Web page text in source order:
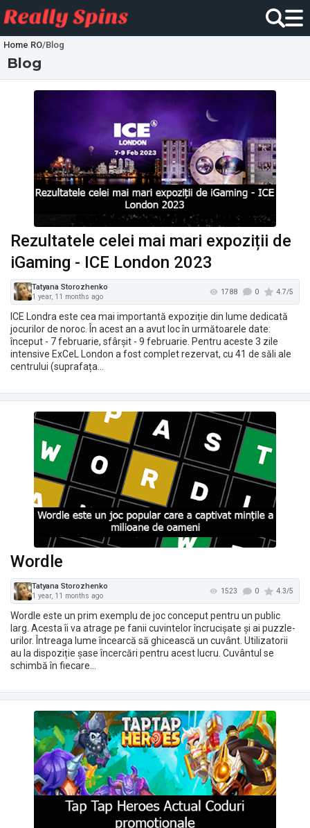
Home RO/Blog
Blog
Rezultatele celei mai mari expoziții de
iGaming - ICE London 2023
Tatyana Storozhenko
1 year, 11 months ago
ICE Londra este cea mai importantă expoziție din lume dedicată
jocurilor de noroc. În acest an a avut loc în următoarele date:
început - 7 februarie, sfârșit - 9 februarie. Pentru aceste 3 zile
intensive ExCeL London a fost complet rezervat, cu 41 de săli ale
centrului (suprafața…
Wordle
Tatyana Storozhenko
1 year, 11 months ago
Wordle este un prim exemplu de joc conceput pentru un public
larg. Acesta îi va atrage pe fanii cuvintelor încrucișate și ai puzzle-
urilor. Întreaga lume încearcă să ghicească un cuvânt. Utilizatorii
au la dispoziție șase încercări pentru acest lucru. Cuvântul se
schimbă în fiecare…